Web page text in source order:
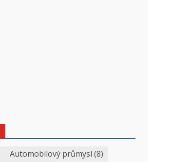
Automobilový průmysl (8)